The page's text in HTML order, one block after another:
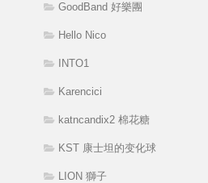
GoodBand 好樂團
Hello Nico
INTO1
Karencici
katncandix2 棉花糖
KST 康士坦的变化球
LION 獅子